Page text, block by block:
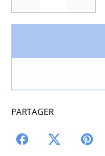
PARTAGER